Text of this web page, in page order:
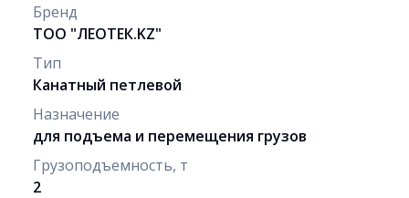
Бренд
ТОО "ЛЕОТЕК.KZ"
Тип
Канатный петлевой
Назначение
для подъема и перемещения грузов
Грузоподъемность, т
2